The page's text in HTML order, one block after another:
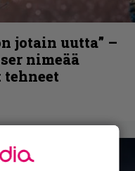
jotain uutta” –
nimeää